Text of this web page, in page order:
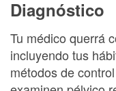
Diagnóstico
Tu médico querrá
incluyendo tus
métodos de